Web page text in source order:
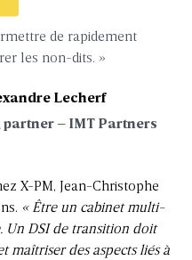
Lecherf
– IMT Partners
de rapidement
les non-dits. »
X-PM, Jean-Christophe
« Être un cabinet multi-
Un DSI de transition doit
maîtriser des aspects liés à